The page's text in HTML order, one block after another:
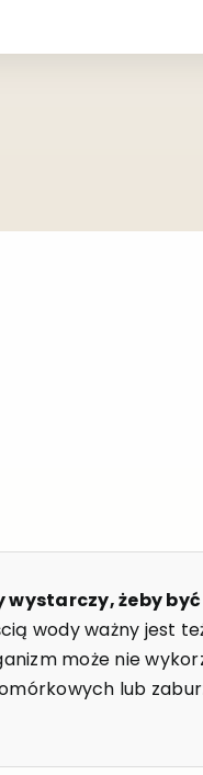
wystarczy, żeby
wody ważny jest
może nie
lub